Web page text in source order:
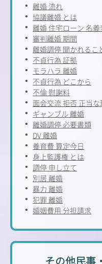
離婚 流れ
協議離婚 とは
離婚 住宅ローン 名義
審判離婚 期間
離婚調停 聞かれるこ
不貞行為 証拠
モラハラ 離婚
不貞行為 どこから
不倫 慰謝料
面会交流 拒否 正当な
ギャンブル 離婚
離婚調停 必要書類
DV 離婚
養育費 算定今日
身上監護権 とは
調停 申し立て
別居 離婚
暴力 離婚
犯罪 離婚
婚姻費用 分担請求
その他民事